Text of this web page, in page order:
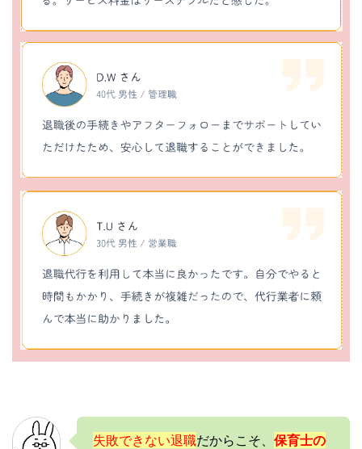
失敗できない退職だからこそ、 保育士の